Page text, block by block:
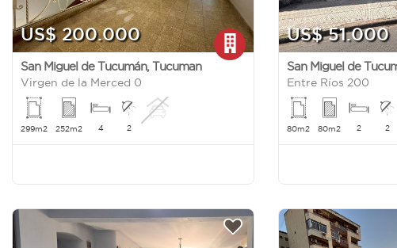
US$ 200.000
San Miguel de Tucumán, Tucuman
Virgen de la Merced 0
299m2 252m2 4 2
US$ 51.000
San Miguel de
Entre Ríos 200
80m2 80m2 2 2